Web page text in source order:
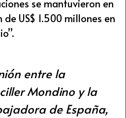
se mantuvieron en
de US$ 1.500 millones en
entre la
Mondino y la
de España,